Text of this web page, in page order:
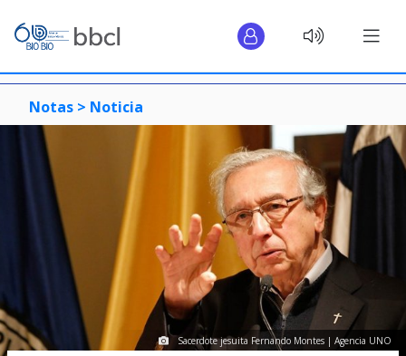
Notas > Noticia
Sacerdote jesuita Fernando Montes | Agencia UNO